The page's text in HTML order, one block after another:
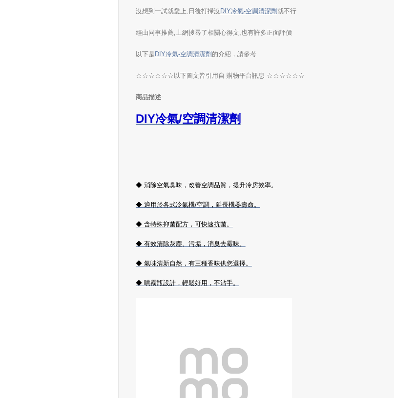
沒想到一試就愛上,日後打掃沒 DIY冷氣-空調清潔劑 就不行
經由同事推薦,上網搜尋了相關心得文,也有許多正面評價
以下是 DIY冷氣-空調清潔劑 的介紹，請參考
☆☆☆☆☆☆以下圖文皆引用自 購物平台訊息 ☆☆☆☆☆☆
商品描述:
DIY冷氣/空調清潔劑
◆ 消除空氣臭味，改善空調品質，提升冷房效率。
◆ 適用於各式冷氣機/空調，延長機器壽命。
◆ 含特殊抑菌配方，可快速抗菌。
◆ 有效清除灰塵、污垢，消臭去霉味。
◆ 氣味清新自然，有三種香味供您選擇。
◆ 噴霧瓶設計，輕鬆好用，不沾手。